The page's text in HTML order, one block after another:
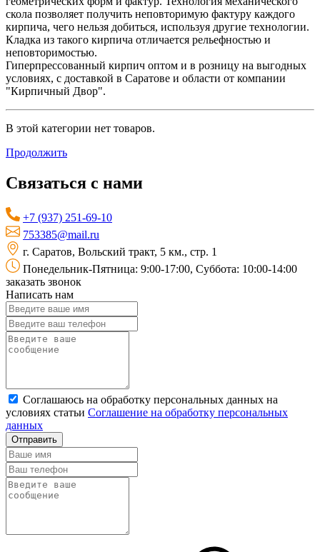
скола позволяет получить неповторимую фактуру каждого
кирпича, чего нельзя добиться, используя другие технологии.
Кладка из такого кирпича отличается рельефностью и
неповторимостью.
Гиперпрессованный кирпич оптом и в розницу на выгодных
условиях, с доставкой в Саратове и области от компании
"Кирпичный Двор".
В этой категории нет товаров.
Продолжить
Связаться с нами
+7 (937) 251-69-10
753385@mail.ru
г. Саратов, Вольский тракт, 5 км., стр. 1
Понедельник-Пятница: 9:00-17:00, Суббота: 10:00-14:00
заказать звонок
Написать нам
Соглашаюсь на обработку персональных данных на
условиях статьи Соглашение на обработку персональных
данных
Отправить